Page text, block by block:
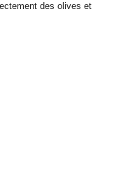
des olives et